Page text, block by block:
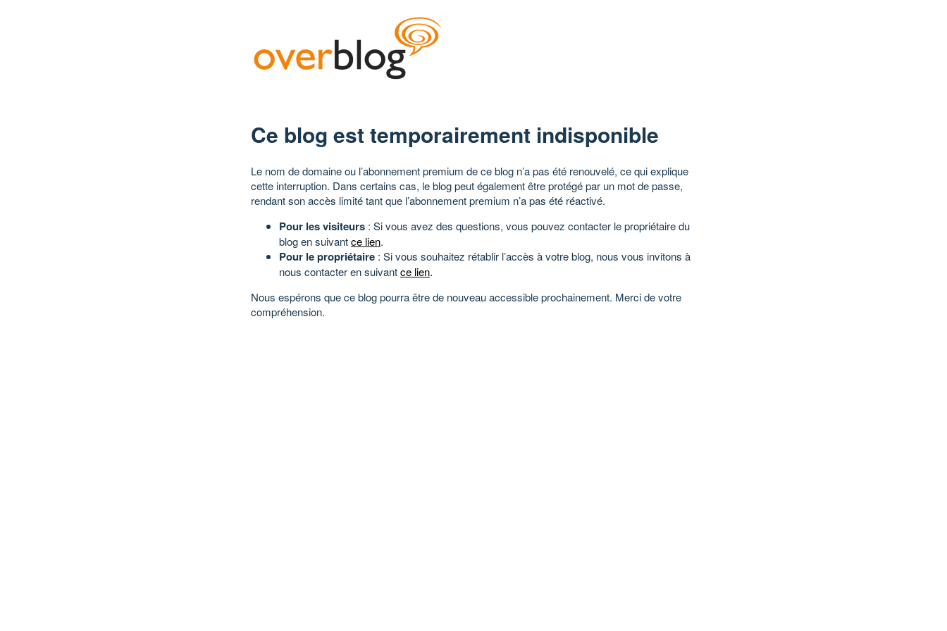
Ce blog est temporairement indisponible
Le nom de domaine ou l’abonnement premium de ce blog n’a pas été renouvelé, ce qui explique
cette interruption. Dans certains cas, le blog peut également être protégé par un mot de passe,
rendant son accès limité tant que l’abonnement premium n’a pas été réactivé.
Pour les visiteurs : Si vous avez des questions, vous pouvez contacter le propriétaire du
blog en suivantce lien.
Pour le propriétaire : Si vous souhaitez rétablir l’accès à votre blog, nous vous invitons à
nous contacter en suivantce lien.
Nous espérons que ce blog pourra être de nouveau accessible prochainement. Merci de votre
compréhension.